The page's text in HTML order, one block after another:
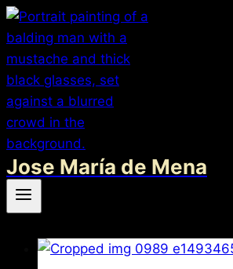
Saltar
al
contenido
Jose María de Mena